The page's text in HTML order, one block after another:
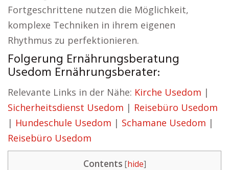
Fortgeschrittene nutzen die Möglichkeit,
komplexe Techniken in ihrem eigenen
Rhythmus zu perfektionieren.
Folgerung Ernährungsberatung
Usedom Ernährungsberater:
Relevante Links in der Nähe: Kirche Usedom |
Sicherheitsdienst Usedom | Reisebüro Usedom
| Hundeschule Usedom | Schamane Usedom |
Reisebüro Usedom
Contents [hide]